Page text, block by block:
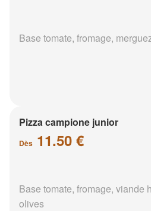
Base tomate, fromage,
Pizza campione junior
Dès 11.50 €
Base tomate, fromage, viande
olives